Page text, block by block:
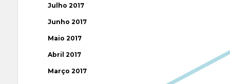
Julho 2017
Junho 2017
Maio 2017
Abril 2017
Março 2017